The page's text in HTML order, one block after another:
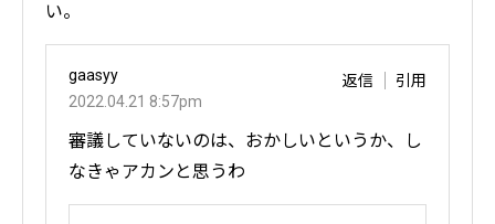
い。
gaasyy
2022.04.21 8:57pm
返信 引用
審議していないのは、おかしいというか、し
なきゃアカンと思うわ